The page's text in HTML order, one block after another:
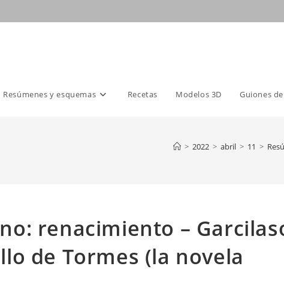
Resúmenes y esquemas Recetas Modelos 3D Guiones
> 2022 > abril > 11 >
renacimiento –
de Tormes (la novela